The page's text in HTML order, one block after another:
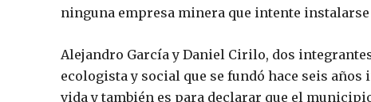
ninguna empresa minera que intente
Alejandro García y Daniel Cirilo, dos
ecologista y social que se fundó hace seis
vida y también es para declarar que el